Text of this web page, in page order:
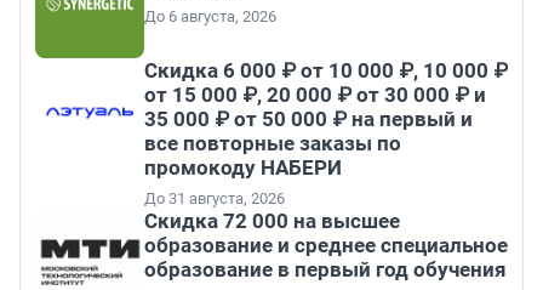
До 6 августа, 2026
Скидка 6 000 ₽ от 10 000 ₽, 10 000 ₽
от 15 000 ₽, 20 000 ₽ от 30 000 ₽ и
35 000 ₽ от 50 000 ₽ на первый и
все повторные заказы по
промокоду НАБЕРИ
До 31 августа, 2026
Скидка 72 000 на высшее
образование и среднее специальное
образование в первый год обучения